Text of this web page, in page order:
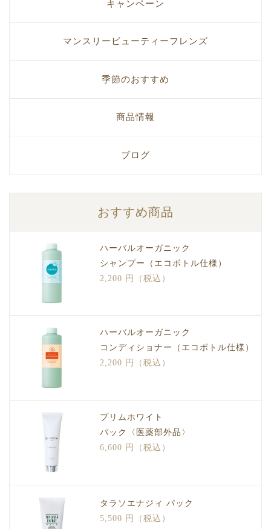
キャンペーン
マンスリービューティーフレンズ
季節のおすすめ
商品情報
ブログ
おすすめ商品
ハーバルオーガニック
シャンプー（エコボトル仕様）
2,200 円（税込）
ハーバルオーガニック
コンディショナー（エコボトル仕様）
2,200 円（税込）
プリムホワイト
パック〈医薬部外品〉
6,600 円（税込）
タラソエナジィ パック
5,500 円（税込）